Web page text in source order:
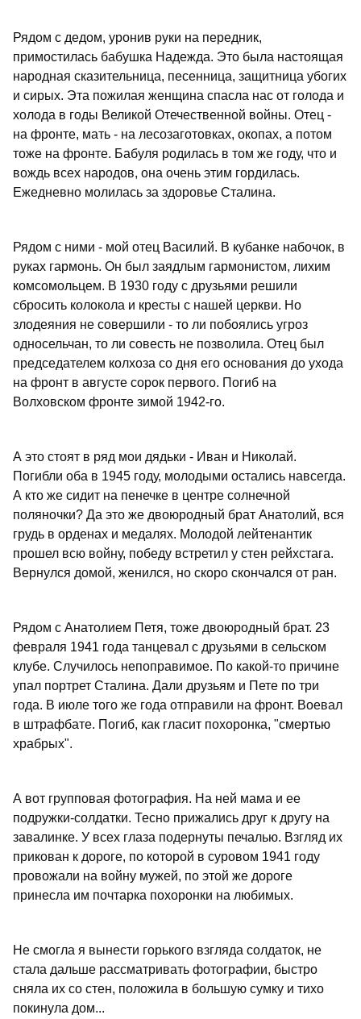
Рядом с дедом, уронив руки на передник,
примостилась бабушка Надежда. Это была настоящая
народная сказительница, песенница, защитница убогих
и сирых. Эта пожилая женщина спасла нас от голода и
холода в годы Великой Отечественной войны. Отец -
на фронте, мать - на лесозаготовках, окопах, а потом
тоже на фронте. Бабуля родилась в том же году, что и
вождь всех народов, она очень этим гордилась.
Ежедневно молилась за здоровье Сталина.
Рядом с ними - мой отец Василий. В кубанке набочок, в
руках гармонь. Он был заядлым гармонистом, лихим
комсомольцем. В 1930 году с друзьями решили
сбросить колокола и кресты с нашей церкви. Но
злодеяния не совершили - то ли побоялись угроз
односельчан, то ли совесть не позволила. Отец был
председателем колхоза со дня его основания до ухода
на фронт в августе сорок первого. Погиб на
Волховском фронте зимой 1942-го.
А это стоят в ряд мои дядьки - Иван и Николай.
Погибли оба в 1945 году, молодыми остались навсегда.
А кто же сидит на пенечке в центре солнечной
поляночки? Да это же двоюродный брат Анатолий, вся
грудь в орденах и медалях. Молодой лейтенантик
прошел всю войну, победу встретил у стен рейхстага.
Вернулся домой, женился, но скоро скончался от ран.
Рядом с Анатолием Петя, тоже двоюродный брат. 23
февраля 1941 года танцевал с друзьями в сельском
клубе. Случилось непоправимое. По какой-то причине
упал портрет Сталина. Дали друзьям и Пете по три
года. В июле того же года отправили на фронт. Воевал
в штрафбате. Погиб, как гласит похоронка, "смертью
храбрых".
А вот групповая фотография. На ней мама и ее
подружки-солдатки. Тесно прижались друг к другу на
завалинке. У всех глаза подернуты печалью. Взгляд их
прикован к дороге, по которой в суровом 1941 году
провожали на войну мужей, по этой же дороге
принесла им почтарка похоронки на любимых.
Не смогла я вынести горького взгляда солдаток, не
стала дальше рассматривать фотографии, быстро
сняла их со стен, положила в большую сумку и тихо
покинула дом...